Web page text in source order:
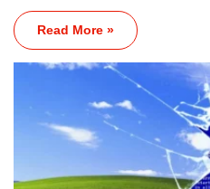
Read More »